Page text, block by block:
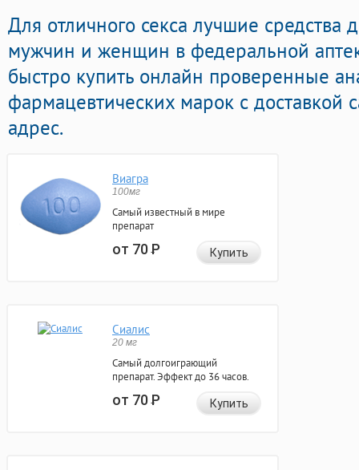
Для отличного секса лучшие средства
мужчин и женщин в федеральной
быстро купить онлайн проверенные
фармацевтических марок с доставкой
адрес.
Виагра
100мг
Самый известный в мире
препарат
от 70Р Купить
Сиалис
20 мг
Самый долгоиграющий
препарат. Эффект до 36 часов.
от 70Р Купить